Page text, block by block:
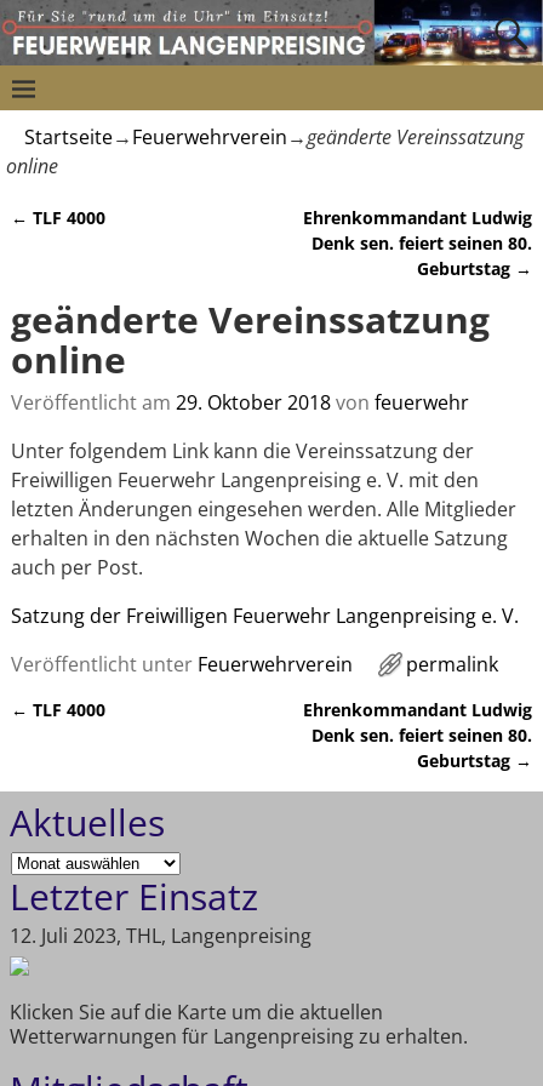
Startseite→Feuerwehrverein→geänderte Vereinssatzung
online
← TLF 4000
Ehrenkommandant Ludwig
Denk sen. feiert seinen 80.
Geburtstag →
geänderte Vereinssatzung
online
Veröffentlicht am 29. Oktober 2018von feuerwehr
Unter folgendem Link kann die Vereinssatzung der
Freiwilligen Feuerwehr Langenpreising e. V. mit den
letzten Änderungen eingesehen werden. Alle Mitglieder
erhalten in den nächsten Wochen die aktuelle Satzung
auch per Post.
Satzung der Freiwilligen Feuerwehr Langenpreising e. V.
Veröffentlicht unter Feuerwehrverein permalink
← TLF 4000
Ehrenkommandant Ludwig
Denk sen. feiert seinen 80.
Geburtstag →
Aktuelles
Letzter Einsatz
12. Juli 2023, THL, Langenpreising
Klicken Sie auf die Karte um die aktuellen
Wetterwarnungen für Langenpreising zu erhalten.